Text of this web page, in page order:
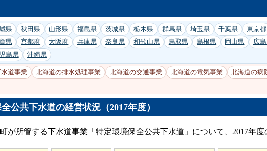
県 秋田県 山形県 福島県 茨城県 栃木県 群馬県 埼玉県 千葉県 東京都
県 京都府 大阪府 兵庫県 奈良県 和歌山県 鳥取県 島根県 岡山県 広
島県 沖縄県
道事業 北海道の排水処理事業 北海道の交通事業 北海道の電気事業 北海道の病
公共下水道の経営状況（2017年度）
が所管する下水道事業「特定環境保全公共下水道」について、2017年